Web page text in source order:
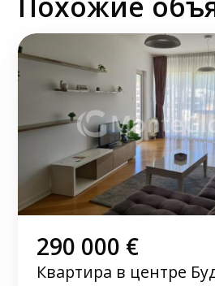
290 000 €
Квартира в центре